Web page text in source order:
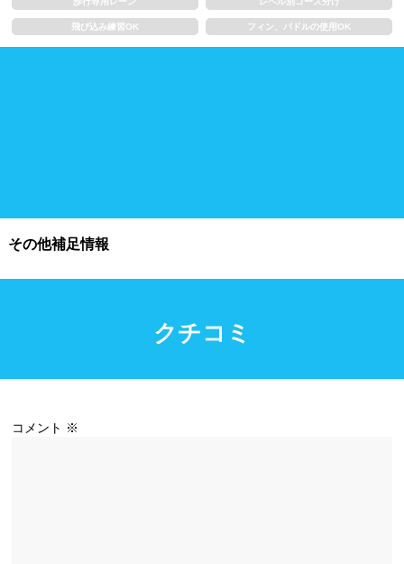
飛び込み練習OK フィン、パドルの使用OK
その他補足情報
クチコミ
コメント ※